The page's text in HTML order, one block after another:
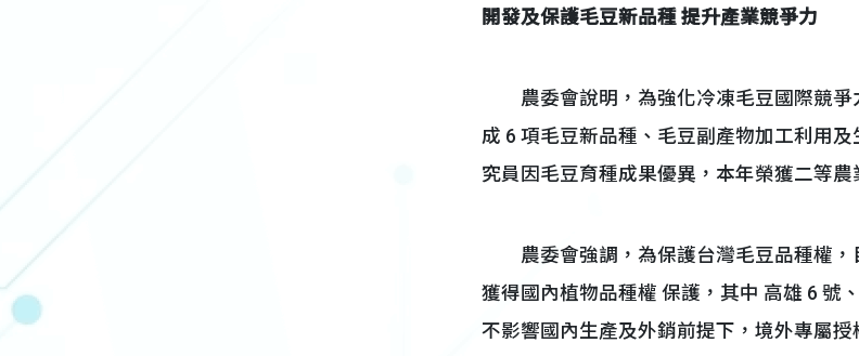
開發及保護毛豆新品種 提升產業競爭力
農委會說明，為強化冷凍毛豆國際競爭
成 6 項毛豆新品種、毛豆副產物加工利用
究員因毛豆育種成果優異，本年榮獲二等
農委會強調，為保護台灣毛豆品種權，
獲得國內植物品種權 保護，其中 高雄 6 號
不影響國內生產及外銷前提下，境外專屬